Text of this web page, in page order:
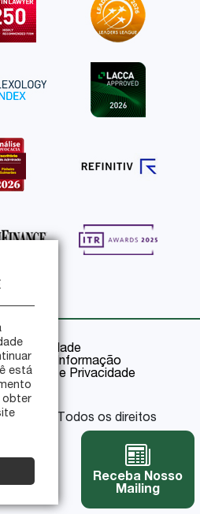
Privacidade
da Informação
e Privacidade
- Todos os direitos
Receba Nosso
Mailing
está
obter